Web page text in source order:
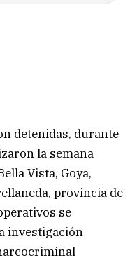
detenidas, durante
la semana
Vista, Goya,
provincia de
se
investigación